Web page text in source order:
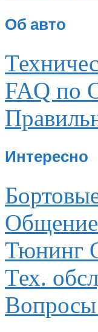
Об авто
FAQ по
Интересно
Общение
Тюнинг
Тех.
Вопросы